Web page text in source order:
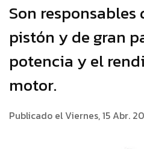
Son
pistón y de gran
potencia y el
motor.
Publicado el Viernes, 15 Abr.